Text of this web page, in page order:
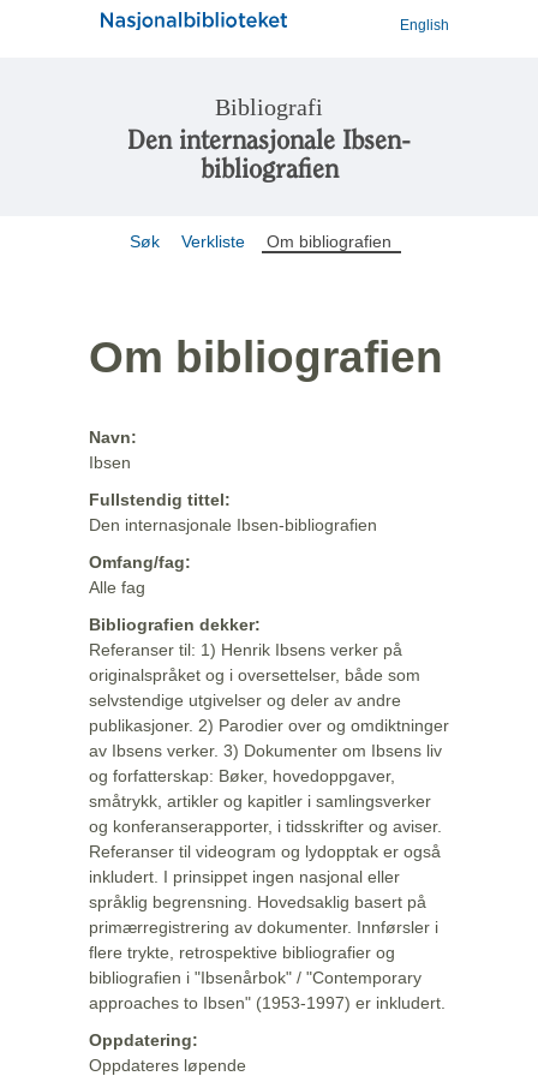
English
Bibliografi
Den internasjonale Ibsen-
bibliografien
Søk Verkliste Om bibliografien
Om bibliografien
Navn:
Ibsen
Fullstendig tittel:
Den internasjonale Ibsen-bibliografien
Omfang/fag:
Alle fag
Bibliografien dekker:
Referanser til: 1) Henrik Ibsens verker på
originalspråket og i oversettelser, både som
selvstendige utgivelser og deler av andre
publikasjoner. 2) Parodier over og omdiktninger
av Ibsens verker. 3) Dokumenter om Ibsens liv
og forfatterskap: Bøker, hovedoppgaver,
småtrykk, artikler og kapitler i samlingsverker
og konferanserapporter, i tidsskrifter og aviser.
Referanser til videogram og lydopptak er også
inkludert. I prinsippet ingen nasjonal eller
språklig begrensning. Hovedsaklig basert på
primærregistrering av dokumenter. Innførsler i
flere trykte, retrospektive bibliografier og
bibliografien i "Ibsenårbok" / "Contemporary
approaches to Ibsen" (1953-1997) er inkludert.
Oppdatering:
Oppdateres løpende